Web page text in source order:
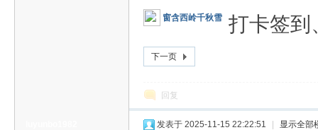
窗含西岭千秋雪 打卡签
下一页
回复
发表于 2025-11-15 22:22:51 显示全部